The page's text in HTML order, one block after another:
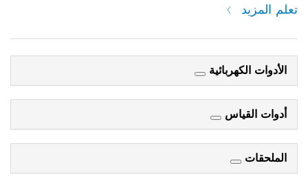
تعلم المزيد
الأدوات الكهربائية
أدوات القياس
الملحقات